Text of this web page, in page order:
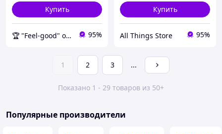
Купить
🏆 "Feel-good" онлайн-магазин 95%
Купить
All Things Store 95%
1 2 3 ...
Показано 1 - 29 товаров из 50+
Популярные производители